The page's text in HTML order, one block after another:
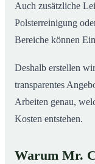
Auch zusätzliche
Polsterreinigung
Bereiche können
Deshalb erstellen
transparentes
Arbeiten genau,
Kosten entstehen.
Warum Mr.